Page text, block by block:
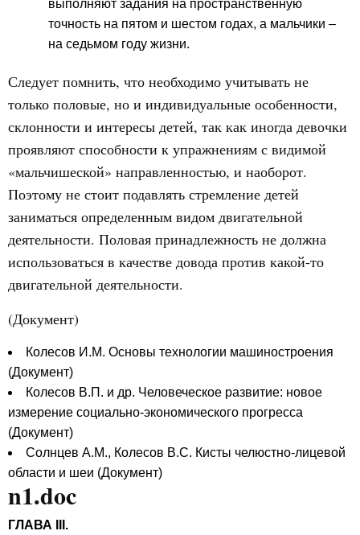
выполняют задания на пространственную
точность на пятом и шестом годах, а мальчики –
на седьмом году жизни.
Следует помнить, что необходимо учитывать не
только половые, но и индивидуальные особенности,
склонности и интересы детей, так как иногда девочки
проявляют способности к упражнениям с видимой
«мальчишеской» направленностью, и наоборот.
Поэтому не стоит подавлять стремление детей
заниматься определенным видом двигательной
деятельности. Половая принадлежность не должна
использоваться в качестве довода против какой-то
двигательной деятельности.
(Документ)
Колесов И.М. Основы технологии машиностроения
(Документ)
Колесов В.П. и др. Человеческое развитие: новое
измерение социально-экономического прогресса
(Документ)
Солнцев А.М., Колесов В.С. Кисты челюстно-лицевой
области и шеи (Документ)
n1.doc
ГЛАВА III.